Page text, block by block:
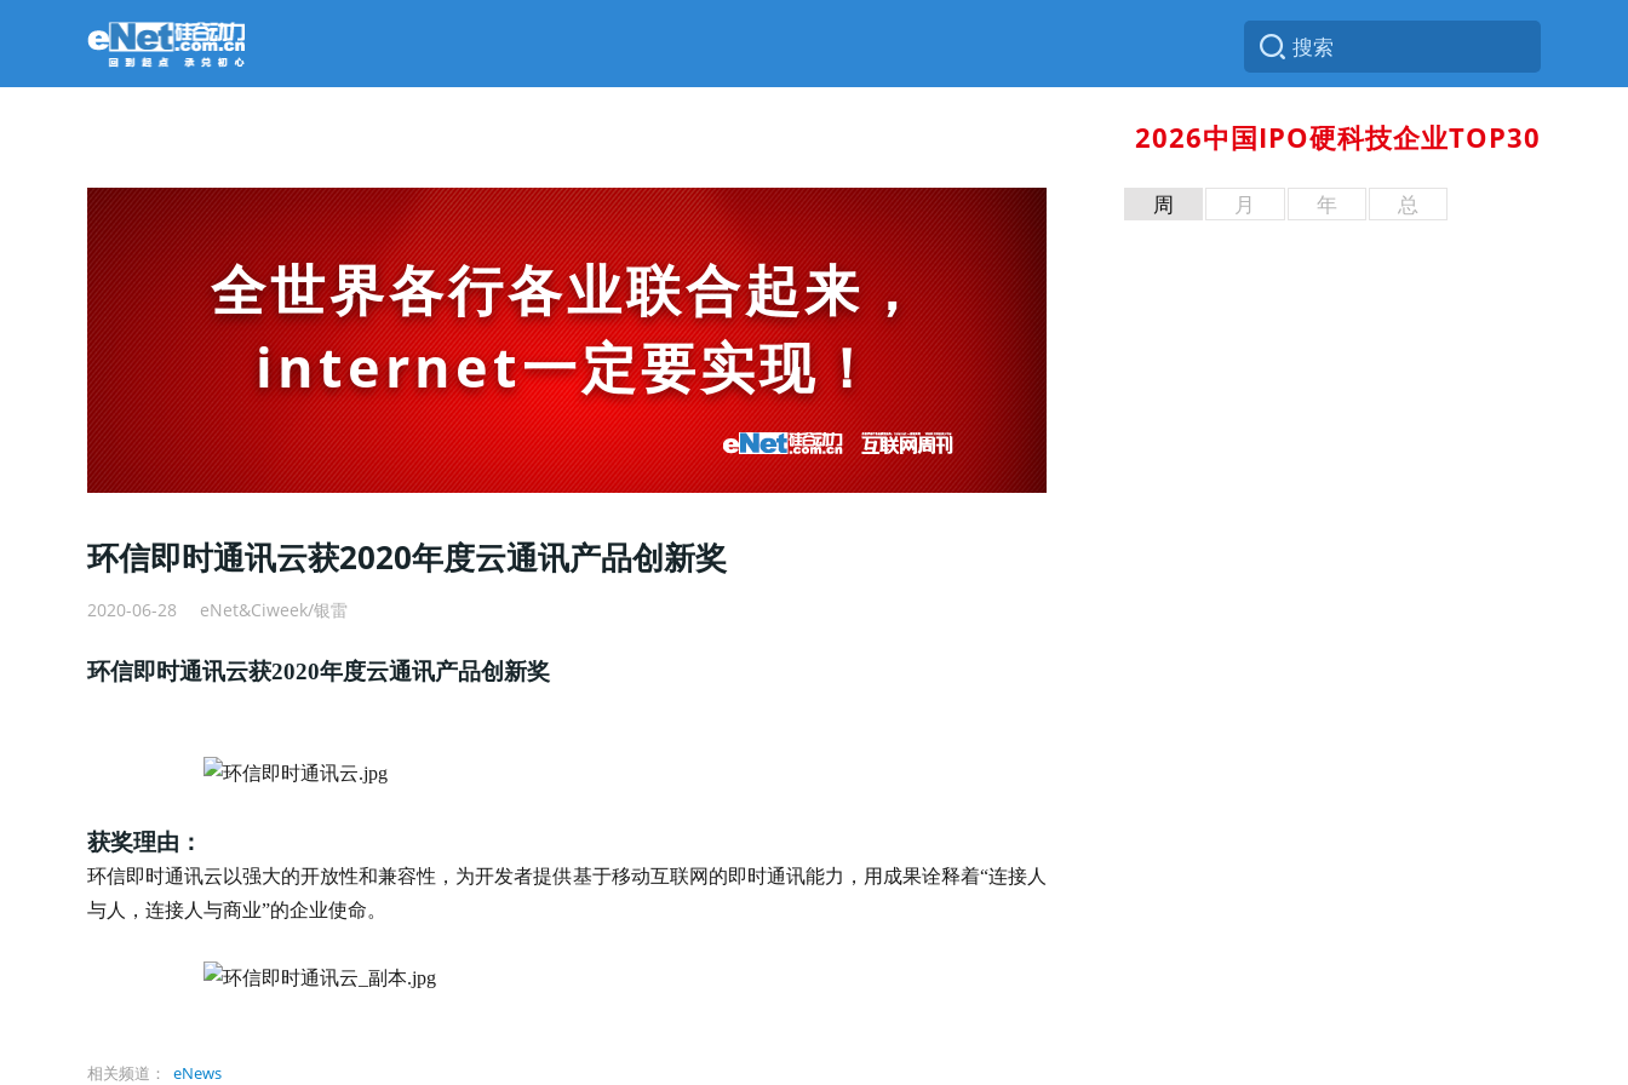
2026中国IPO硬科技企业TOP30
全世界各行各业联合起来，
internet一定要实现！
环信即时通讯云获2020年度云通讯产品创新奖
2020-06-28 eNet&Ciweek/银雷
环信即时通讯云获2020年度云通讯产品创新奖
获奖理由：
环信即时通讯云以强大的开放性和兼容性，为开发者提供基于移动互联网的即时通讯能力，用成果诠释着“连接人
与人，连接人与商业”的企业使命。
相关频道： eNews
周 月 年 总